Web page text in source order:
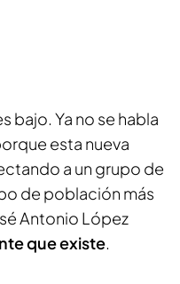
bajo. Ya no se habla
esta nueva
a un grupo de
de población más
Antonio López
que existe.